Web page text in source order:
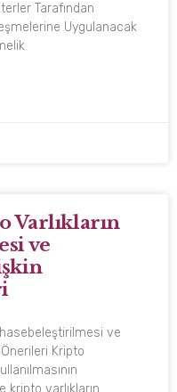
Tarafından
Uygulanacak
Varlıkların
ve
ve
Kripto
kripto varlıkların